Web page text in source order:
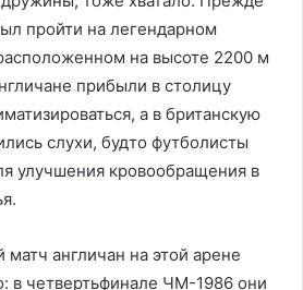
пройти на легендарном
на высоте 2200 м
прибыли в столицу
а в британскую
слухи, будто футболисты
улучшения кровообращения в
англичан на этой арене
в четвертьфинале ЧМ-1986 они